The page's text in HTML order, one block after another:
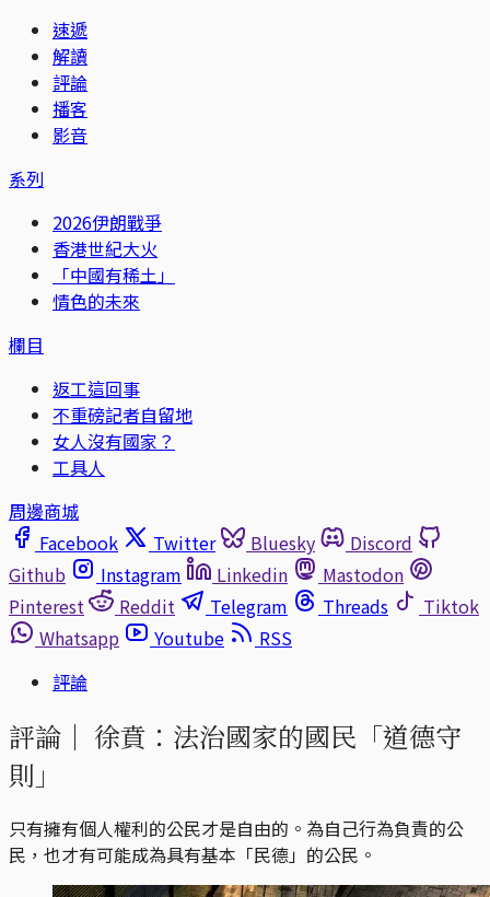
速遞
解讀
評論
播客
影音
系列
2026伊朗戰爭
香港世紀大火
「中國有稀土」
情色的未來
欄目
返工這回事
不重磅記者自留地
女人沒有國家？
工具人
周邊商城
Facebook
Twitter Bluesky
Discord
Github
Instagram Linkedin
Mastodon
Pinterest
Reddit Telegram Threads
Tiktok
Whatsapp
Youtube
RSS
評論
評論｜ 徐賁：法治國家的國民「道德守
則」
只有擁有個人權利的公民才是自由的。為自己行為負責的公
民，也才有可能成為具有基本「民德」的公民。